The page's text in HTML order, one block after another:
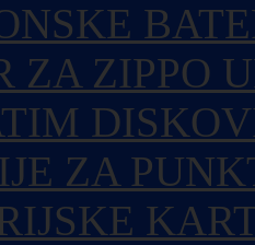
ZA ZIPPO
ZA